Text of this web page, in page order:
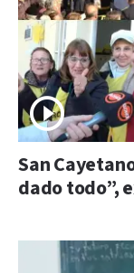
San
dado todo”,